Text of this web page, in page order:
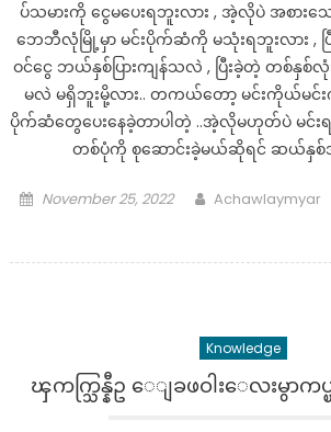
ပ်သမားကို ငွေမပေးရဘူးလား , အဲ့လိုပဲ အစာ
ဘေဘီလုံမြို့မှာ မင်းပိုက်ဆံကို မသုံးရဘူးလား ,
ဝင်ငွေ ဘယ်နှစ်ပြားကျန်သလဲ , ပြီးခဲ့တဲ့ တစ်နှ
မလဲ မရှိဘူးမို့လား.. တကယ်တော့ မင်းကိုယ်မ
ပိုက်ဆံတွေပေးနေခဲ့တာပါတဲ့ ..အဲ့လိုမဟုတ်ပဲ မင်
တစ်ပုံကို စုဆောင်းခဲ့မယ်ဆိုရင် ဆယ်နှစ်အ
Posted
November 25, 2022 Author
Achawlaymyar
အ
Knowledge
ၾကက္သြန္နီဥ ေျခဖဝါးေလးမွာကပ္